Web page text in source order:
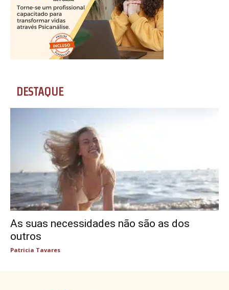
DESTAQUE
As suas necessidades não são as dos
outros
Patricia Tavares